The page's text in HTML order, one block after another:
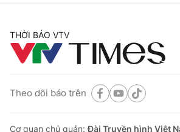
THỜI BÁO VTV
Theo dõi báo trên
Cơ quan chủ quản:Đài Truyền hình Việt